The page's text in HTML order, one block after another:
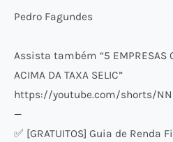
Pedro Fagundes
Assista também “5 EMPRESAS
ACIMA DA TAXA SELIC”
https://youtube.com/shorts/
—
✅ [GRATUITOS] Guia de Renda